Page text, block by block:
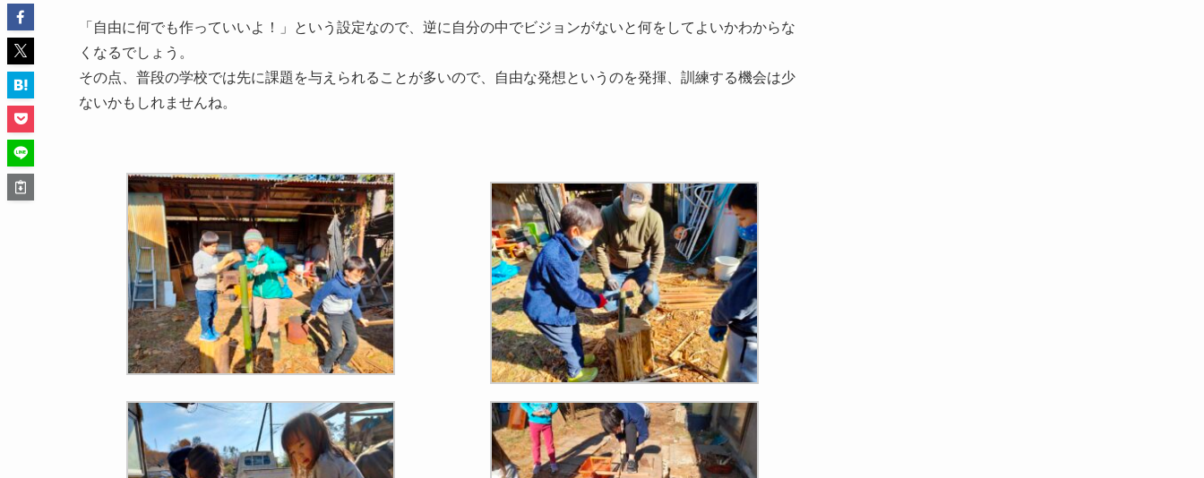
「自由に何でも作っていいよ！」という設定なので、逆に自分の中でビジョンがないと何をしてよいかわからな
くなるでしょう。
その点、普段の学校では先に課題を与えられることが多いので、自由な発想というのを発揮、訓練する機会は少
ないかもしれませんね。